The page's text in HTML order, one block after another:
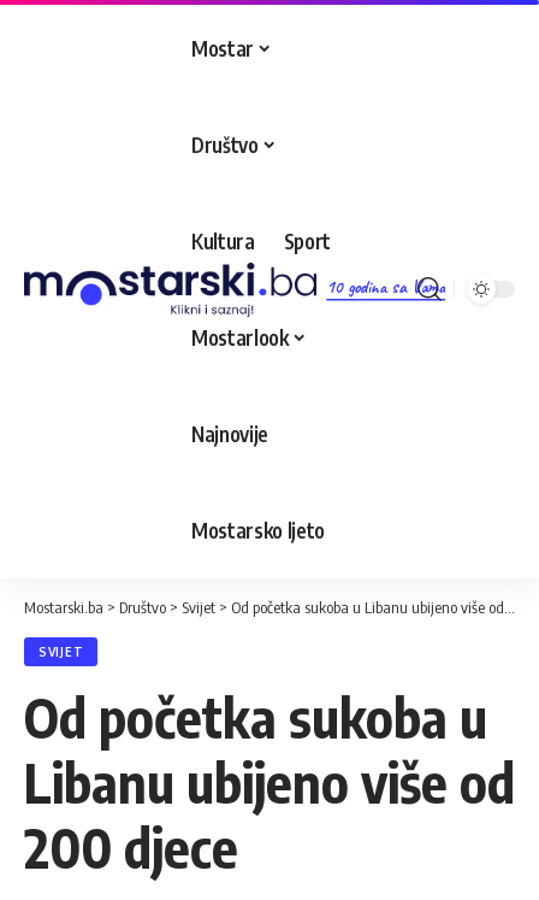
10 godina sa Vama
Mostar
Društvo
Kultura Sport
Mostarlook
Najnovije
Mostarsko ljeto
Mostarski.ba > Društvo > Svijet > Od početka sukoba u Libanu ubijeno više od 200 djece
SVIJET
Od početka sukoba u
Libanu ubijeno više od
200 djece